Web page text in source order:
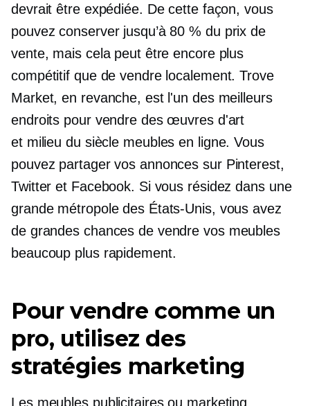
devrait être expédiée. De cette façon, vous
pouvez conserver jusqu’à 80 % du prix de
vente, mais cela peut être encore plus
compétitif que de vendre localement. Trove
Market, en revanche, est l'un des meilleurs
endroits pour vendre des œuvres d'art
et milieu du siècle meubles en ligne. Vous
pouvez partager vos annonces sur Pinterest,
Twitter et Facebook. Si vous résidez dans une
grande métropole des États-Unis, vous avez
de grandes chances de vendre vos meubles
beaucoup plus rapidement.
Pour vendre comme un
pro, utilisez des
stratégies marketing
Les meubles publicitaires ou marketing